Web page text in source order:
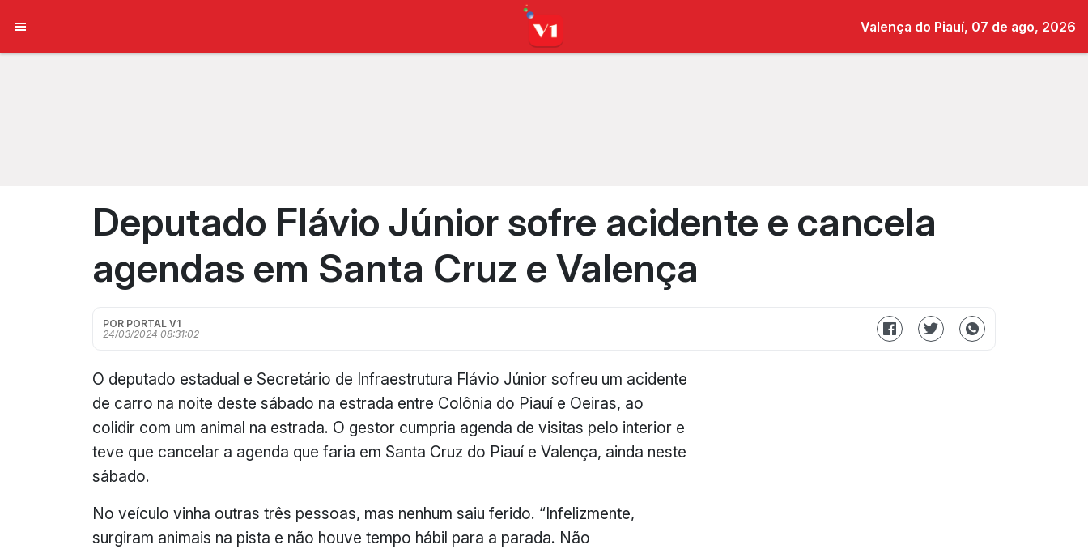
Valença do Piauí, 07 de ago, 2026
Deputado Flávio Júnior sofre acidente e cancela
agendas em Santa Cruz e Valença
POR PORTAL V1
24/03/2024 08:31:02
O deputado estadual e Secretário de Infraestrutura Flávio Júnior sofreu um acidente
de carro na noite deste sábado na estrada entre Colônia do Piauí e Oeiras, ao
colidir com um animal na estrada. O gestor cumpria agenda de visitas pelo interior e
teve que cancelar a agenda que faria em Santa Cruz do Piauí e Valença, ainda neste
sábado.
No veículo vinha outras três pessoas, mas nenhum saiu ferido. “Infelizmente,
surgiram animais na pista e não houve tempo hábil para a parada. Não